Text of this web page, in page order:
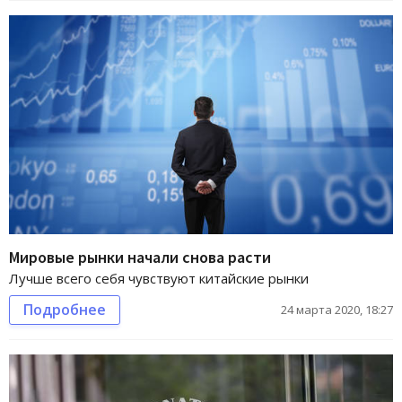
Мировые рынки начали снова расти
Лучше всего себя чувствуют китайские рынки
Подробнее 24 марта 2020, 18:27